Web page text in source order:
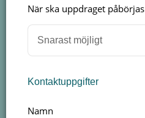
När ska uppdraget påbörjas
Kontaktuppgifter
Namn